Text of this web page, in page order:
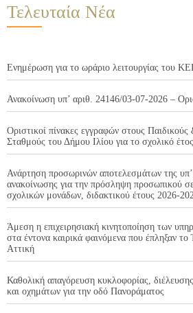
Τελευταία Νέα
Ενημέρωση για το ωράριο λειτουργίας του
Ανακοίνωση υπ’ αριθ. 24146/03-07-2026 –
Οριστικοί πίνακες εγγραφών στους
Σταθμούς του Δήμου Ιλίου για το σχολικό
Ανάρτηση προσωρινών αποτελεσμάτων της
ανακοίνωσης για την πρόσληψη προσωπικού
σχολικών μονάδων, διδακτικού έτους 2026-
Άμεση η επιχειρησιακή κινητοποίηση των
στα έντονα καιρικά φαινόμενα που έπληξαν το
Αττική
Καθολική απαγόρευση κυκλοφορίας,
και οχημάτων για την οδό Πανοράματος